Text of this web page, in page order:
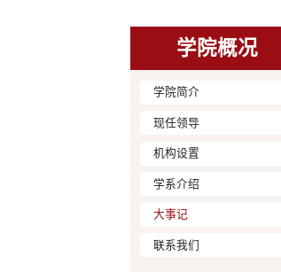
学院概况
学院简介
现任领导
机构设置
学系介绍
大事记
联系我们